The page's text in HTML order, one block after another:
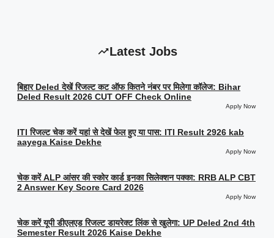
Latest Jobs
बिहार Deled देखें रिजल्ट कट ऑफ कितने नंबर पर मिलेगा कॉलेज: Bihar
Deled Result 2026 CUT OFF Check Online
Apply Now
ITI रिजल्ट चेक करें यहां से देखें फेल हुए या पास: ITI Result 2926 kab
aayega Kaise Dekhe
Apply Now
चेक करें ALP आंसर की स्कोर कार्ड इनका सिलेक्शन पक्का: RRB ALP CBT
2 Answer Key Score Card 2026
Apply Now
चेक करें यूपी डीएलएड रिजल्ट डायरेक्ट लिंक से खुलेगा: UP Deled 2nd 4th
Semester Result 2026 Kaise Dekhe